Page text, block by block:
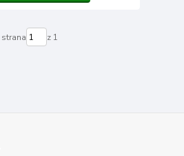
strana z 1